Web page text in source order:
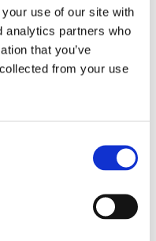
use of our site with
analytics partners who
that you’ve
from your use
per il nostro evento